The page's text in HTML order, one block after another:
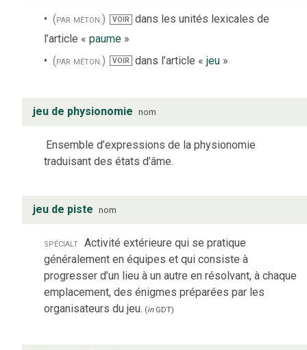
(par méton.) VOIR dans les unités lexicales de
l’article « paume »
(par méton.)
VOIR dans l’article « jeu»
jeu de physionomie nom
Ensemble d’expressions de la physionomie
traduisant des états d’âme.
jeu de piste nom
spécialt Activité extérieure qui se pratique
généralement en équipes et qui consiste à
progresser d’un lieu à un autre en résolvant, à chaque
emplacement, des énigmes préparées par les
organisateurs du jeu. (inGDT)